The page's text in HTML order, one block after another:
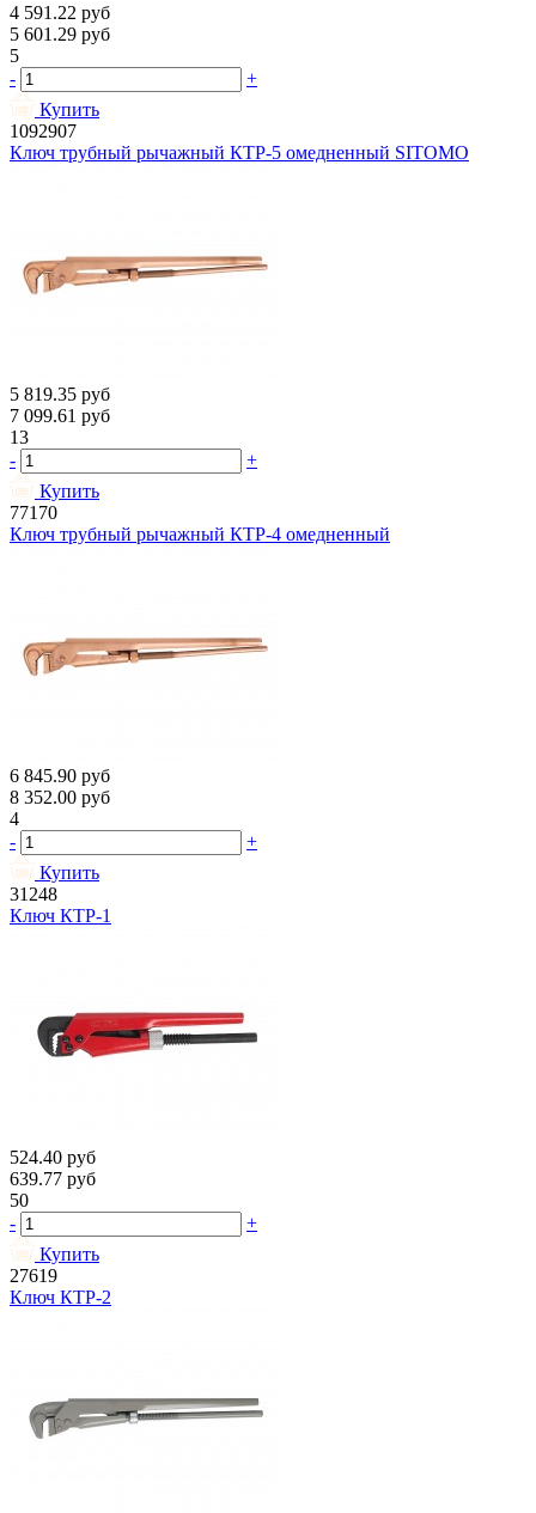
4 591.22 руб
5 601.29 руб
5
-
+
Купить
1092907
Ключ трубный рычажный КТР-5 омедненный SITOMO
5 819.35 руб
7 099.61 руб
13
-
+
Купить
77170
Ключ трубный рычажный КТР-4 омедненный
6 845.90 руб
8 352.00 руб
4
-
+
Купить
31248
Ключ КТР-1
524.40 руб
639.77 руб
50
-
+
Купить
27619
Ключ КТР-2